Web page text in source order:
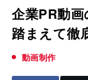
企業PR動
踏まえて徹
動画制作